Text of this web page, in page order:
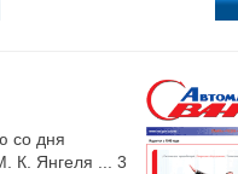
со дня
К. Янгеля ... 3